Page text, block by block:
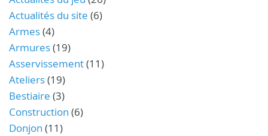
Actualités du site (6)
Armes(4)
Armures(19)
Asservissement(11)
Ateliers(19)
Bestiaire (3)
Construction (6)
Donjon (11)